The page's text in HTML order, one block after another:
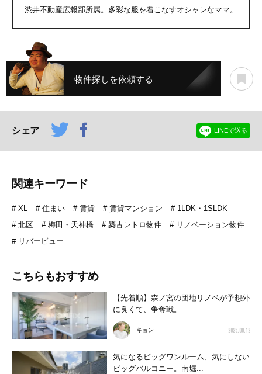
渋井不動産広報部所属。多彩な服を着こなすオシャレなママ。
物件探しを依頼する
シェア LINEで送る
関連キーワード
XL 住まい 賃貸 賃貸マンション
1LDK・1SLDK
北区
梅田・天神橋 築古レトロ物件
リノベーション物件
リバービュー
こちらもおすすめ
【先着順】森ノ宮の団地リノベが予想外
に良くて、争奪戦。
キョン 2025.09.12
気になるビッグワンルーム、気にしない
ビッグバルコニー。南堀...